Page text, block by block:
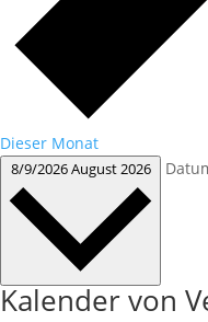
Dieser Monat
8/9/2026August 2026
Kalender von